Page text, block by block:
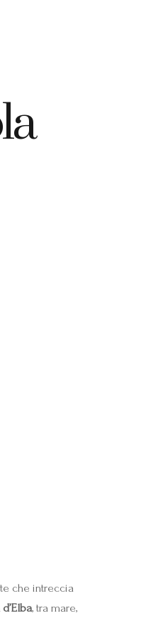
che intreccia
, tra mare,